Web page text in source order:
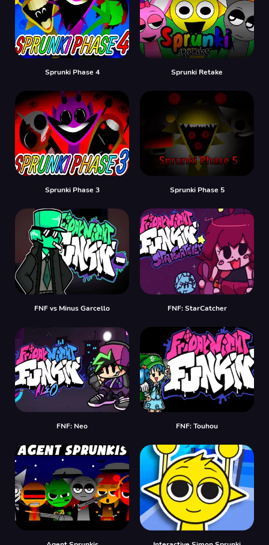
Sprunki Phase 4 Sprunki Retake
Sprunki Phase 3 Sprunki Phase 5
FNF vs Minus Garcello FNF: StarCatcher
FNF: Neo FNF: Touhou